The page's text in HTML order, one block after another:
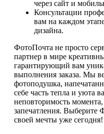
через сайт и
Консультации
вам на каждом
дизайна.
ФотоПочта не просто
партнер в мире
гарантирующий вам
выполнения заказа. Мы
фотоподушка,
себе часть тепла и уюта
неповторимость
запечатления. Выберите
своей мечты уже сегодня!